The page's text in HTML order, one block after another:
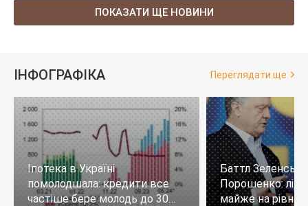
ПОКАЗАТИ ЩЕ НОВИНИ
ІНФОГРАФІКА Переглядати ще
Іпотека в Україні
помолодшала: кредити все
частіше бере молодь до 30
Баттл
Порошенко:
майже на